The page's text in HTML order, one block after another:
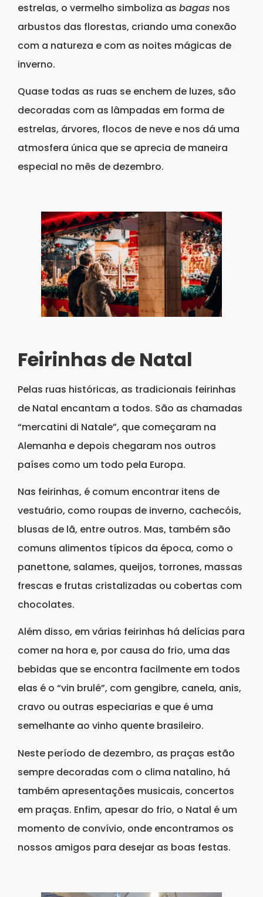
estrelas, o vermelho simboliza as bagas nos
arbustos das florestas, criando uma conexão
com a natureza e com as noites mágicas de
inverno.
Quase todas as ruas se enchem de luzes, são
decoradas com as lâmpadas em forma de
estrelas, árvores, flocos de neve e nos dá uma
atmosfera única que se aprecia de maneira
especial no mês de dezembro.
Feirinhas de Natal
Pelas ruas históricas, as tradicionais feirinhas
de Natal encantam a todos. São as chamadas
“mercatini di Natale”, que começaram na
Alemanha e depois chegaram nos outros
países como um todo pela Europa.
Nas feirinhas, é comum encontrar itens de
vestuário, como roupas de inverno, cachecóis,
blusas de lã, entre outros. Mas, também são
comuns alimentos típicos da época, como o
panettone, salames, queijos, torrones, massas
frescas e frutas cristalizadas ou cobertas com
chocolates.
Além disso, em várias feirinhas há delícias para
comer na hora e, por causa do frio, uma das
bebidas que se encontra facilmente em todos
elas é o “vin brulé”, com gengibre, canela, anis,
cravo ou outras especiarias e que é uma
semelhante ao vinho quente brasileiro.
Neste período de dezembro, as praças estão
sempre decoradas com o clima natalino, há
também apresentações musicais, concertos
em praças. Enfim, apesar do frio, o Natal é um
momento de convívio, onde encontramos os
nossos amigos para desejar as boas festas.